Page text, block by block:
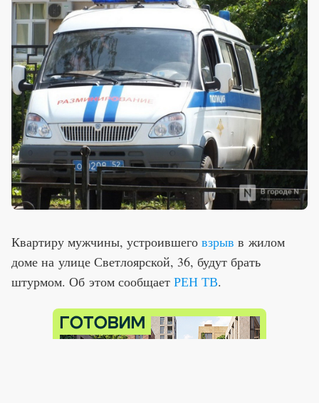
Квартиру мужчины, устроившего взрыв в жилом
доме на улице Светлоярской, 36, будут брать
штурмом. Об этом сообщает РЕН ТВ.